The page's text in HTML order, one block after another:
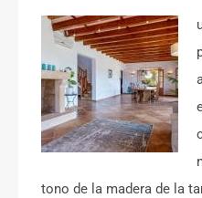
tono de la madera de la